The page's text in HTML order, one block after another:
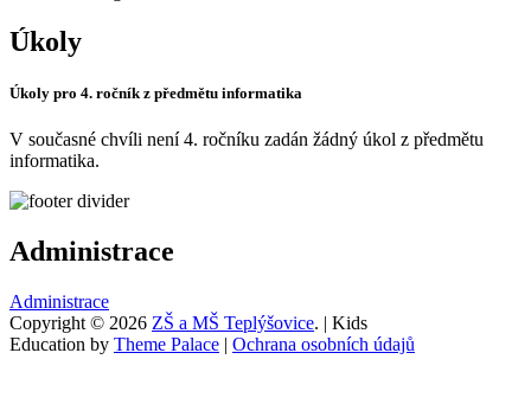
Úkoly
Úkoly pro 4. ročník z předmětu informatika
V současné chvíli není 4. ročníku zadán žádný úkol z předmětu
informatika.
Administrace
Administrace
Copyright © 2026 ZŠ a MŠ Teplýšovice. | Kids
Education by Theme Palace | Ochrana osobních údajů